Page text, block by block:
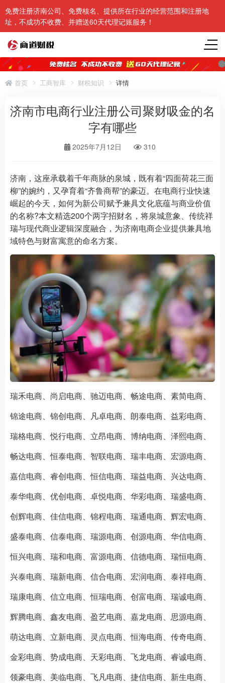
免费注册济南公司、免费核名、提供所在行业的经营范围和注册地
址，不成功不收费、并赠送60天代理记账服务！
首页 工商智库 财税知识 详情
济南市电商行业注册公司聚财吸金的名
字有哪些
2025年7月12日 310
济南，这座承载着千年商脉的泉城，既有着“四面荷花三面
柳”的婉约，又孕育着“齐鲁商帮”的豪迈。在电商行业快速
崛起的今天，如何为新公司赋予兼具文化底蕴与商业价值
的名称?本文精选200个两字招财名，将泉城意象、传统祥
瑞与现代商业逻辑深度融合，为济南电商企业提供兼具地
域特色与财富寓意的命名方案。
瑞禾电商、尚启电商、驰迈电商、畅途电商、素简电商、
锦途电商、锦创电商、凡卓电商、朗泰电商、益彩电商、
瑞格电商、悦行电商、立昂电商、博纳电商、泽熙电商、
畅达电商、恒泰电商、智联电商、瑞丰电商、宏源电商、
嘉信电商、睿创电商、恒信电商、瑞益电商、兴达电商、
泰华电商、优创电商、卓悦电商、华彩电商、瑞盛电商、
创辉电商、佳信电商、锦程电商、瑞通电商、辉宏电商、
盛泰电商、信泰电商、瑞源电商、创源电商、华信电商、
恒兴电商、瑞和电商、富源电商、信德电商、瑞恒电商、
兴泰电商、瑞新电商、信合电商、宏润电商、泰祥电商、
瑞康电商、信立电商、恒瑞电商、创富电商、瑞诚电商、
辉腾电商、鑫友电商、盈艺电商、嘉龙电商、思源电商、
萌达电商、立新电商、灵点电商、恒海电商、传奇电商、
金彩电商、势成电商、天彩电商、飞龙电商、睿诚电商、
领豪电商、美临电商、飞凡电商、捷信电商、新生电商、